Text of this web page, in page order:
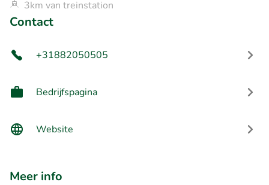
3km van treinstation
Contact
+31882050505
Bedrijfspagina
Website
Meer info